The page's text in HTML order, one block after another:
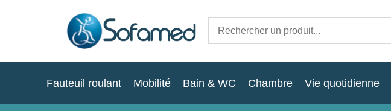
Fauteuil roulant Mobilité Bain & WC Chambre Vie quotidienne